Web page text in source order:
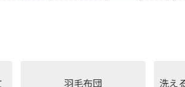
羽毛布団 洗える布団